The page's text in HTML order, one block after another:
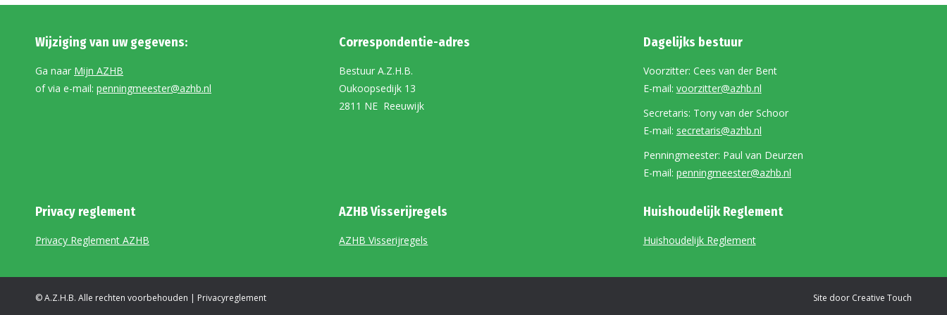
Wijziging van uw gegevens:
Ga naar Mijn AZHB
of via e-mail: penningmeester@azhb.nl
Correspondentie-adres
Bestuur A.Z.H.B.
Oukoopsedijk 13
2811 NE Reeuwijk
Dagelijks bestuur
Voorzitter: Cees van der Bent
E-mail: voorzitter@azhb.nl
Secretaris: Tony van der Schoor
E-mail: secretaris@azhb.nl
Penningmeester: Paul van Deurzen
E-mail: penningmeester@azhb.nl
Privacy reglement
Privacy Reglement AZHB
AZHB Visserijregels
AZHB Visserijregels
Huishoudelijk Reglement
Huishoudelijk Reglement
© A.Z.H.B. Alle rechten voorbehouden | Privacyreglement Site door Creative Touch